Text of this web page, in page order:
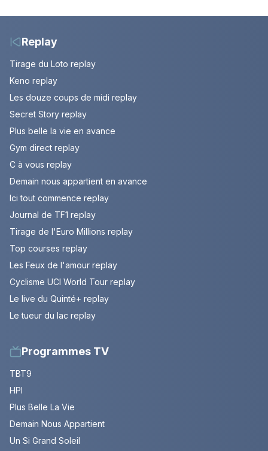
10 août 2026 (spoiler)
Replay
Tirage du Loto replay
Keno replay
Les douze coups de midi replay
Secret Story replay
Plus belle la vie en avance
Gym direct replay
C à vous replay
Demain nous appartient en avance
Ici tout commence replay
Journal de TF1 replay
Tirage de l'Euro Millions replay
Top courses replay
Les Feux de l'amour replay
Cyclisme UCI World Tour replay
Le live du Quinté+ replay
Le tueur du lac replay
Programmes TV
TBT9
HPI
Plus Belle La Vie
Demain Nous Appartient
Un Si Grand Soleil